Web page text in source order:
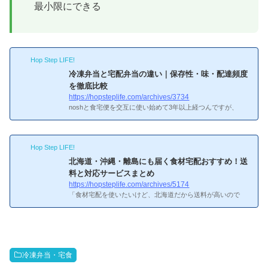
最小限にできる
Hop Step LIFE!
冷凍弁当と宅配弁当の違い｜保存性・味・配達頻度
を徹底比較
https://hopsteplife.com/archives/3734
noshと食宅便を交互に使い始めて3年以上経つんですが、
ていませんでした。この記事では、実際に両方使ってきた経
験も踏まえて、保存性・味・配達頻度・価格といった項目ご
とに比較してみます。冷凍弁当と宅配弁当って何が違うの？
冷凍弁当と宅配弁当の基本的な違い結局のところ、いちばん
の違いは「届く温度帯」です。ここが違うだけで、使い勝手
がガラッと変わります。
冷凍弁当と宅配弁当の基本的な違
い冷凍...
Hop Step LIFE!
北海道・沖縄・離島にも届く食材宅配おすすめ！送
料と対応サービスまとめ
https://hopsteplife.com/archives/5174
「食材宅配を使いたいけど、北海道だから送料が高いので
海道・沖縄・離島対応のサービス一覧OisixOisixはヤマト運
冷凍弁当・宅食